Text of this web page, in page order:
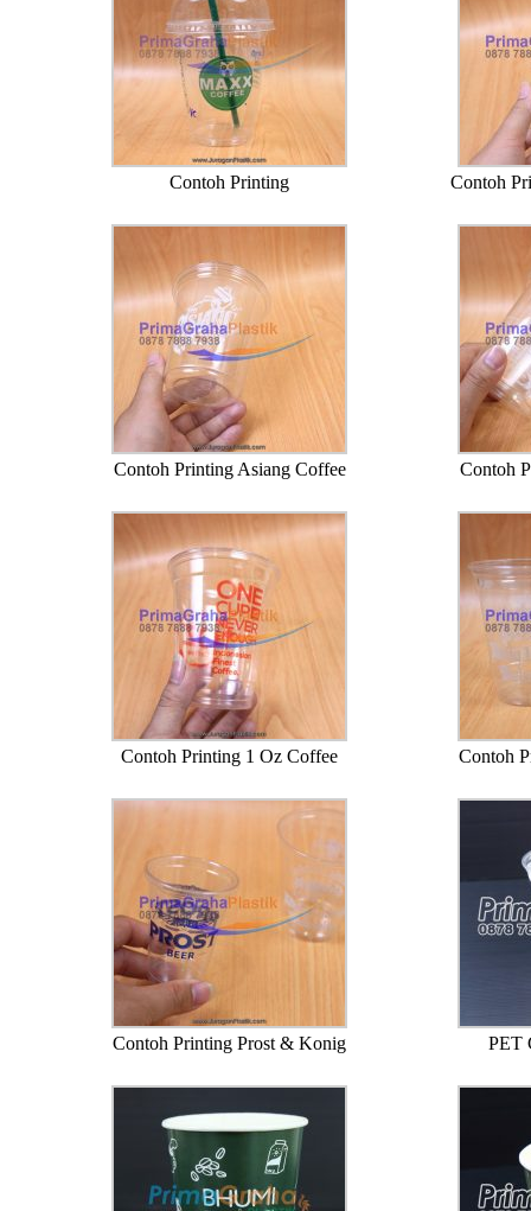
Contoh Printing Contoh
Contoh Printing Asiang Coffee Contoh
Contoh Printing 1 Oz Coffee Contoh
Contoh Printing Prost & Konig PET